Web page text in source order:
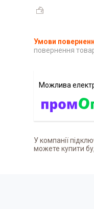
повернення
У компанії
можете купити